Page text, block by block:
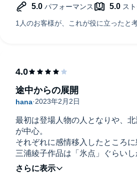
最初は登場人物の人となりや、
が中心。
それぞれに感情移入したところ
三浦綾子作品は「氷点」ぐらい
面白かった。
途中からの展開